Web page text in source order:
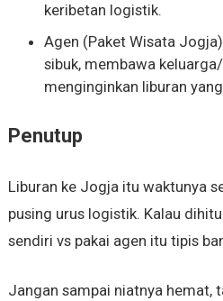
keribetan logistik.
Agen (Paket Wisata
sibuk, membawa
menginginkan liburan
Penutup
Liburan ke Jogja itu waktunya
pusing urus logistik. Kalau
sendiri vs pakai agen itu tipis
Jangan sampai niatnya hemat,